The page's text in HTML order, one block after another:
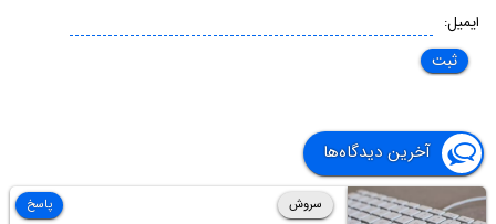
ایمیل:
آخرین دیدگاه‌ها
سروش
پاسخ